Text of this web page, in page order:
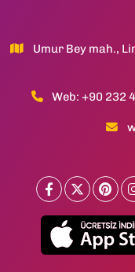
Umur Bey mah.,
Web: +90 232